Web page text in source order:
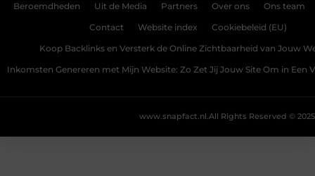
Beroemdheden Uit de Media Partners Over ons Ons team
Contact Website index Cookiebeleid (EU)
Koop Backlinks en Versterk de Online Zichtbaarheid van Jouw
Inkomsten Genereren met Mijn Website: Zo Zet Jij Jouw Site Om in Een
All Rights Reserved © 2025
www.snapfact.nl.